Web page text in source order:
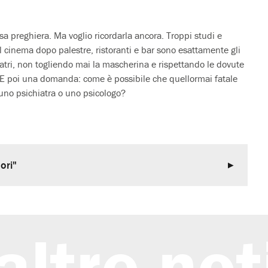
preghiera. Ma voglio ricordarla ancora. Troppi studi e
dopo palestre, ristoranti e bar sono esattamente gli
non togliendo mai la mascherina e rispettando le dovute
poi una domanda: come è possibile che quellormai fatale
psichiatra o uno psicologo?